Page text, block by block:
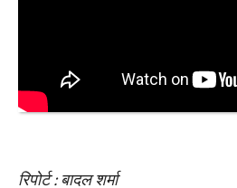
रिपोर्ट : बादल शर्मा